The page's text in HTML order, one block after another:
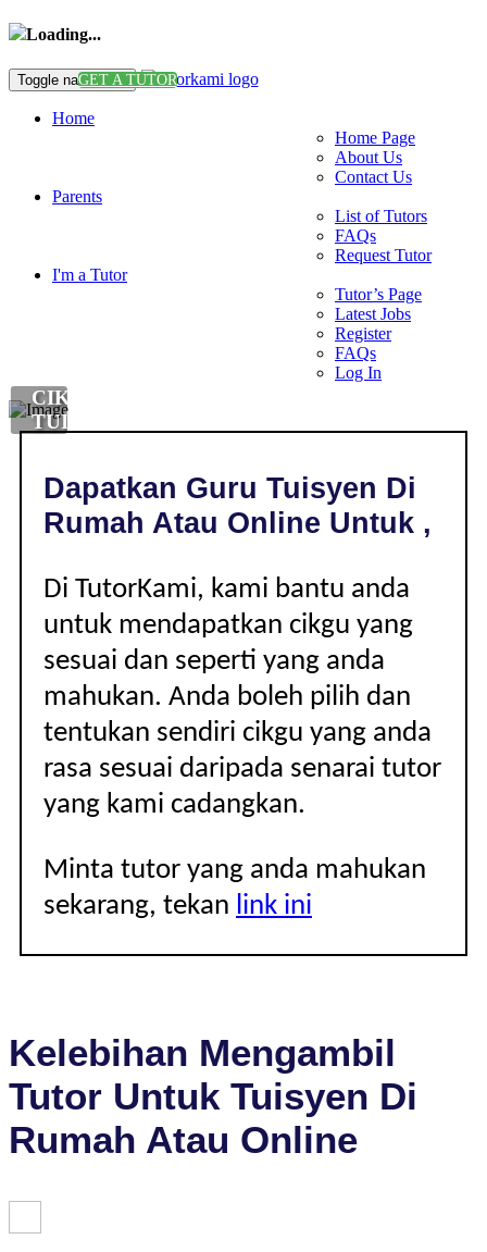
Loading...
Toggle navigationGET A TUTOR
Home
Home Page
About Us
Contact Us
Parents
List of Tutors
FAQs
Request Tutor
I'm a Tutor
Tutor’s Page
Latest Jobs
Register
FAQs
Log In
CIKGU
TUISYEN
Dapatkan Guru Tuisyen Di
Rumah Atau Online Untuk ,
Di TutorKami, kami bantu anda
untuk mendapatkan cikgu yang
sesuai dan seperti yang anda
mahukan. Anda boleh pilih dan
tentukan sendiri cikgu yang anda
rasa sesuai daripada senarai tutor
yang kami cadangkan.
Minta tutor yang anda mahukan
sekarang, tekan link ini
Kelebihan Mengambil
Tutor Untuk Tuisyen Di
Rumah Atau Online